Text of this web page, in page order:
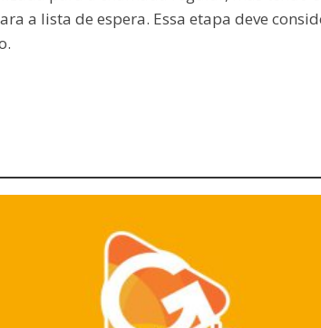
a lista de espera. Essa etapa deve